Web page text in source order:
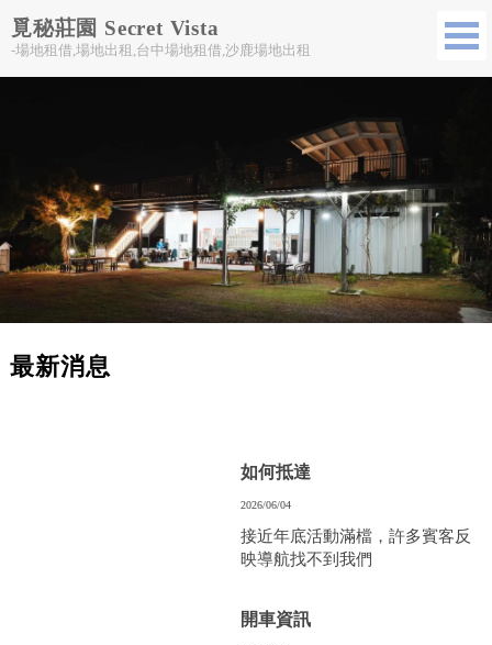
覓秘莊園 Secret Vista
-場地租借,場地出租,台中場地租借,沙鹿場地出租
最新消息
如何抵達
2026/06/04
接近年底活動滿檔，許多賓客反
映導航找不到我們
開車資訊